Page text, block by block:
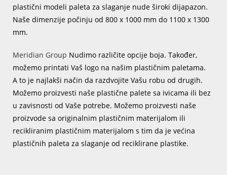
plastični modeli paleta za slaganje nude široki dijapazon.
Naše dimenzije počinju od 800 x 1000 mm do 1100 x 1300
mm.
Meridian Group Nudimo različite opcije boja. Također,
možemo printati Vaš logo na našim plastičnim paletama.
A to je najlakši način da razdvojite Vašu robu od drugih.
Možemo proizvesti naše plastične palete sa ivicama ili bez
u zavisnosti od Vaše potrebe. Možemo proizvesti naše
proizvode sa originalnim plastičnim materijalom ili
recikliranim plastičnim materijalom s tim da je većina
plastičnih paleta za slaganje od reciklirane plastike.